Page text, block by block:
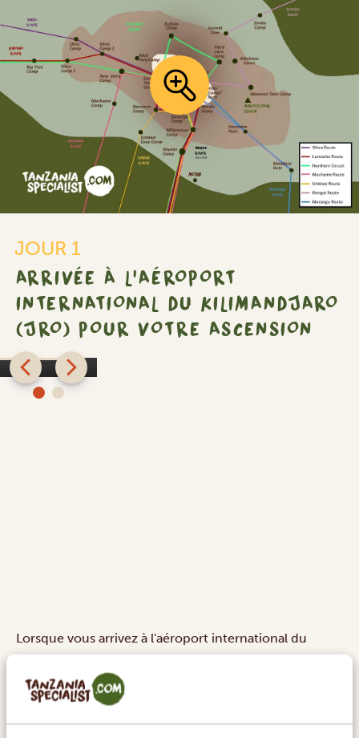
JOUR 1
ARRIVÉE À L'AÉROPORT
INTERNATIONAL DU KILIMANDJARO
(JRO) POUR VOTRE ASCENSION
SILVER
Shose
Chalets
Lorsque vous arrivez à l'aéroport international du
attend. Il vous dépose à votre hôtel, où vous pourrez
vous détendre après votre vol.
l'ascension: vous rencontrerez votre guide avant le